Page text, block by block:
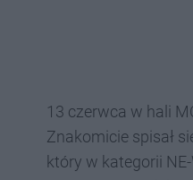
13 czerwca w hali
Znakomicie spisał
który w kategorii